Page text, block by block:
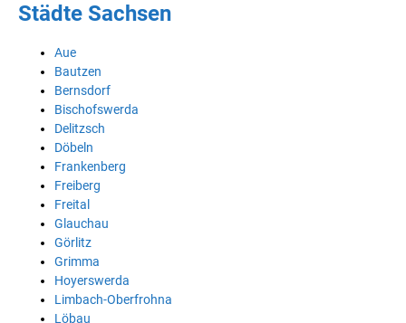
Städte Sachsen
Aue
Bautzen
Bernsdorf
Bischofswerda
Delitzsch
Döbeln
Frankenberg
Freiberg
Freital
Glauchau
Görlitz
Grimma
Hoyerswerda
Limbach-Oberfrohna
Löbau